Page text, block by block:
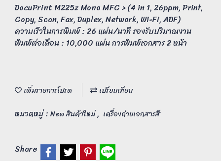
DocuPrint M225z Mono MFC > (4 in 1, 26ppm, Print,
Copy, Scan, Fax, Duplex, Network, Wi-Fi, ADF)
ความเร็วในการพิมพ์ : 26 แผ่น/นาที รองรับปริมาณงาน
พิมพ์ต่อเดือน : 10,000 แผ่น การพิมพ์เอกสาร 2 หน้า
เพิ่มรายการโปรด เปรียบเทียบ
หมวดหมู่ : New สินค้าใหม่, เครื่องถ่ายเอกสารสี
Share